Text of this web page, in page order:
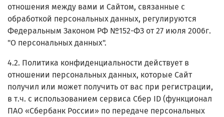
отношения между вами и Сайтом, связанные с
обработкой персональных данных, регулируются
Федеральным Законом РФ №152-ФЗ от 27 июля 2006г.
"О персональных данных".
4.2. Политика конфиденциальности действует в
отношении персональных данных, которые Сайт
получил или может получить от вас при регистрации,
в т.ч. с использованием сервиса Сбер ID (функционал
ПАО «Сбербанк России» по передаче персональных